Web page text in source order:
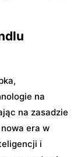
na
na zasadzie
era w
i